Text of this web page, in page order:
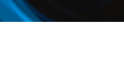
Récépteurs